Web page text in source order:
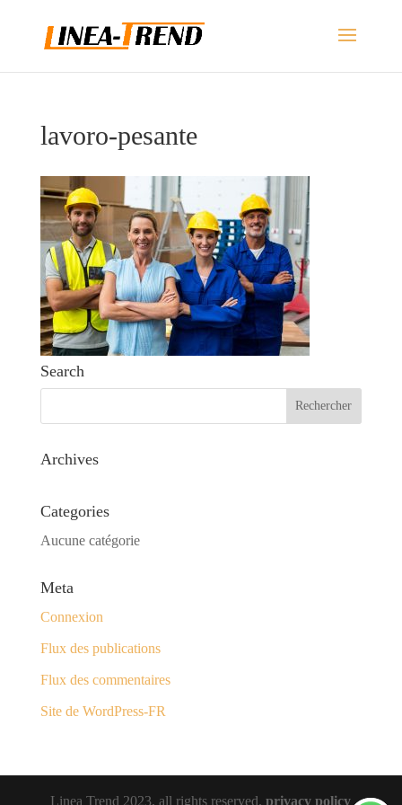
lavoro-pesante
Search
Archives
Categories
Aucune catégorie
Meta
Connexion
Flux des publications
Flux des commentaires
Site de WordPress-FR
Linea Trend 2023, all rights reserved.privacy policy